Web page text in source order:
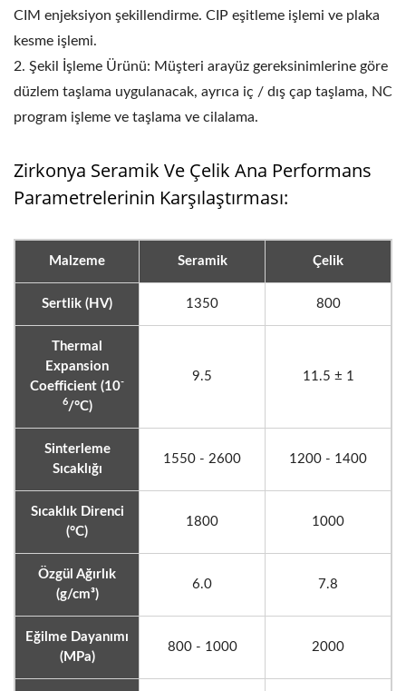
CIM enjeksiyon şekillendirme. CIP eşitleme işlemi ve plaka
kesme işlemi.
2. Şekil İşleme Ürünü: Müşteri arayüz gereksinimlerine göre
düzlem taşlama uygulanacak, ayrıca iç / dış çap taşlama, NC
program işleme ve taşlama ve cilalama.
Zirkonya Seramik Ve Çelik Ana Performans
Parametrelerinin Karşılaştırması:
Malzeme Seramik Çelik
Sertlik (HV) 1350 800
Thermal
Expansion
Coefficient (10-
6/°C)
9.5 11.5 ± 1
Sinterleme
Sıcaklığı
1550 - 2600 1200 - 1400
Sıcaklık Direnci
(°C)
1800 1000
Özgül Ağırlık
(g/cm³)
6.0 7.8
Eğilme Dayanımı
(MPa)
800 - 1000 2000